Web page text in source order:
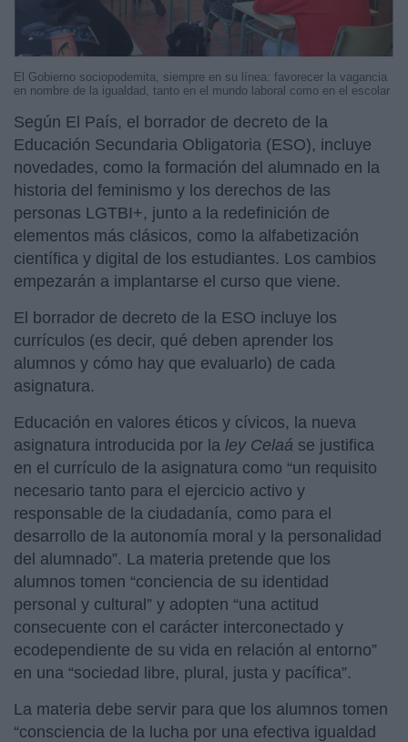
El Gobierno sociopodemita, siempre en su línea: favorecer la vagancia
en nombre de la igualdad, tanto en el mundo laboral como en el escolar
Según El País, el borrador de decreto de la
Educación Secundaria Obligatoria (ESO), incluye
novedades, como la formación del alumnado en la
historia del feminismo y los derechos de las
personas LGTBI+, junto a la redefinición de
elementos más clásicos, como la alfabetización
científica y digital de los estudiantes. Los cambios
empezarán a implantarse el curso que viene.
El borrador de decreto de la ESO incluye los
currículos (es decir, qué deben aprender los
alumnos y cómo hay que evaluarlo) de cada
asignatura.
Educación en valores éticos y cívicos, la nueva
asignatura introducida por la ley Celaá se justifica
en el currículo de la asignatura como “un requisito
necesario tanto para el ejercicio activo y
responsable de la ciudadanía, como para el
desarrollo de la autonomía moral y la personalidad
del alumnado”. La materia pretende que los
alumnos tomen “conciencia de su identidad
personal y cultural” y adopten “una actitud
consecuente con el carácter interconectado y
ecodependiente de su vida en relación al entorno”
en una “sociedad libre, plural, justa y pacífica”.
La materia debe servir para que los alumnos tomen
“consciencia de la lucha por una efectiva igualdad